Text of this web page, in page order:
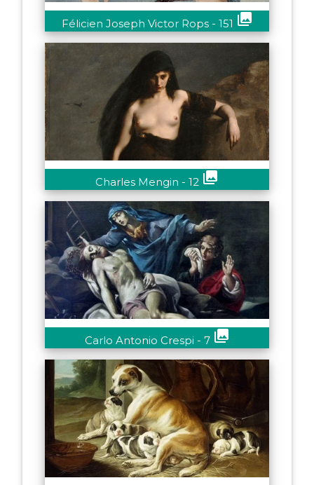
Félicien Joseph Victor Rops - 151 collections
Charles Mengin - 12 collections
Carlo Antonio Crespi - 7 collections